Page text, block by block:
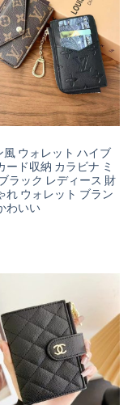
風 ウォレット ハイブ
ード収納 カラビナ ミ
ラック レディース 財
れ ウォレット ブラン
わいい